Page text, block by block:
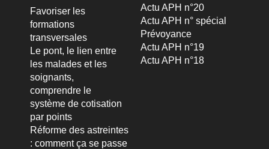
Favoriser les
formations
transversales
Le pont, le lien entre
les malades et les
soignants,
comprendre le
système de cotisation
par points
Réforme des astreintes
: comment ça se passe
Actu APH n°20
Actu APH n° spécial
Prévoyance
Actu APH n°19
Actu APH n°18